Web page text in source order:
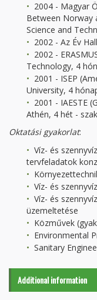
2004 - Magyar
Between Norway
Science and
2002 - Az Év
2002 -
Technology, 4
2001 - ISEP
University, 4
2001 - IAESTE
Athén, 4 hét -
Oktatási gyakorlat:
Víz- és
tervfeladatok
Víz- és
Víz- és
üzemeltetése
Közművek
Environmental
Sanitary
Additional information